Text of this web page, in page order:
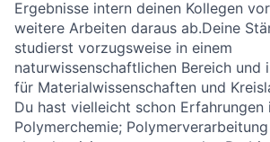
Ergebnisse intern deinen Kollegen
weitere Arbeiten daraus ab.Deine
studierst vorzugsweise in einem
naturwissenschaftlichen Bereich und
für Materialwissenschaften und
Du hast vielleicht schon Erfahrungen
Polymerchemie;